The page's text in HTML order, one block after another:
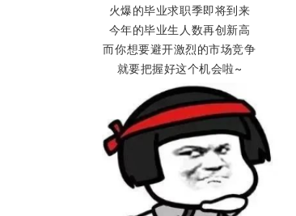
火爆的毕业求职季即将到来
今年的毕业生人数再创新高
而你想要避开激烈的市场竞争
就要把握好这个机会啦~